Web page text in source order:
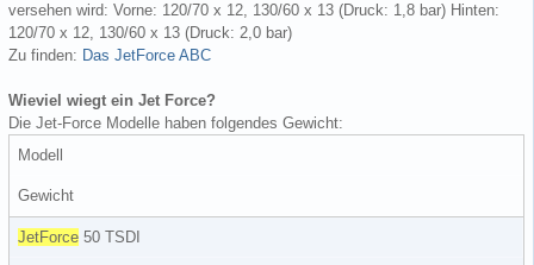
versehen wird: Vorne: 120/70 x 12, 130/60 x 13 (Druck: 1,8 bar) Hinten:
120/70 x 12, 130/60 x 13 (Druck: 2,0 bar)
Zu finden: Das JetForce ABC
Wieviel wiegt ein Jet Force?
Die Jet-Force Modelle haben folgendes Gewicht:
Modell
Gewicht
JetForce 50 TSDI